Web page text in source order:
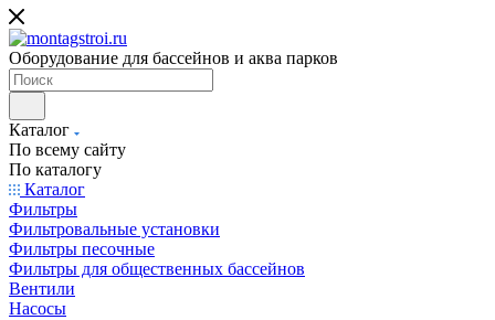
Оборудование для бассейнов и аква парков
Каталог
По всему сайту
По каталогу
Каталог
Фильтры
Фильтровальные установки
Фильтры песочные
Фильтры для общественных бассейнов
Вентили
Насосы